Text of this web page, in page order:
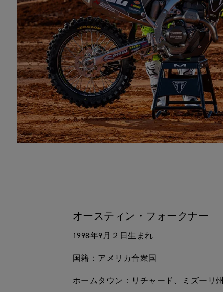
オースティン・フォークナー
1998年9月２日生まれ
国籍：アメリカ合衆国
ホームタウン：リチャード、ミズーリ州